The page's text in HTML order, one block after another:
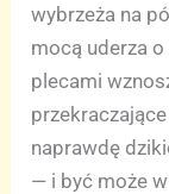
wybrzeża na
mocą uderza
plecami
naprawdę
— i być może w